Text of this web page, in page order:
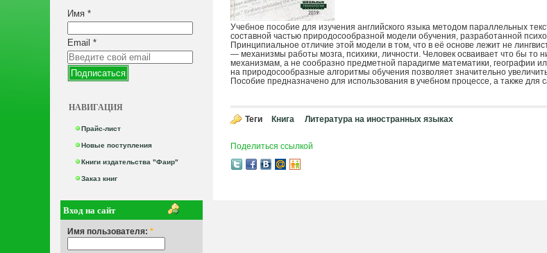
Имя *
Email *
НАВИГАЦИЯ
Прайс-лист
Новые поступления
Книги издательства "Фаир"
Заказ книг
Вход на сайт
Имя пользователя: *
Учебное пособие для изучения английского языка методом параллельных
составной частью природосообразной модели обучения, разработанной
Принципиальное отличие этой модели в том, что в её основе лежит не
— механизмы работы мозга, психики, личности. Человек осваивает что бы то
механизмам, а не сообразно предметной парадигме математики, географии
на природосообразные алгоритмы обучения позволяет значительно
Пособие предназначено для использования в учебном процессе, а также для
Теги Книга Литература на иностранных языках
Поделиться ссылкой